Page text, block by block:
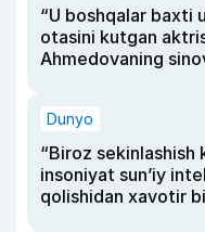
“U boshqalar baxti
otasini kutgan
Ahmedovaning
Dunyo
“Biroz sekinlashish
insoniyat sun’iy
qolishidan xavotir